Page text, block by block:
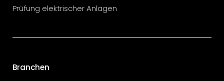
Prüfung elektrischer Anlagen
Branchen